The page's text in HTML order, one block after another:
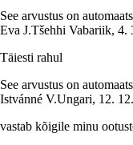
See arvustus on
Eva J.Tšehhi Vabariik, 4.
Täiesti rahul
See arvustus on
Istvánné V.Ungari, 12.
vastab kõigile minu